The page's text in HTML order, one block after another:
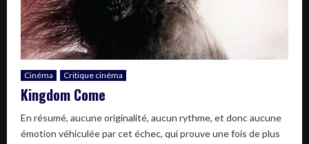
Cinéma Critique cinéma
Kingdom Come
En résumé, aucune originalité, aucun rythme, et donc aucune
émotion véhiculée par cet échec, qui prouve une fois de plus